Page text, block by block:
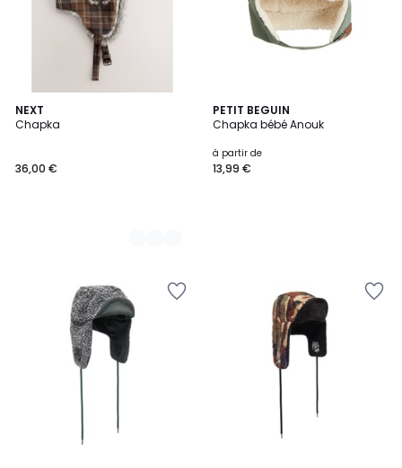
NEXT
Chapka
36,00 €
2
Couleurs
PETIT BEGUIN
Chapka bébé Anouk
à partir de
13,99 €